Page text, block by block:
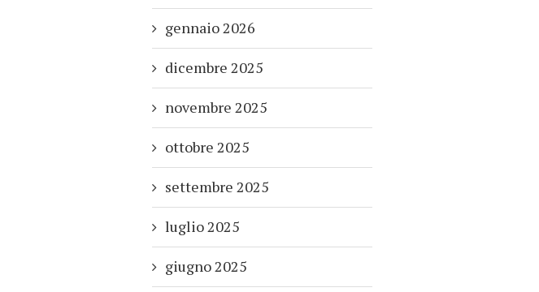
gennaio 2026
dicembre 2025
novembre 2025
ottobre 2025
settembre 2025
luglio 2025
giugno 2025